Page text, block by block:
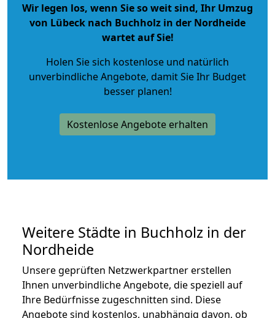
Wir legen los, wenn Sie so weit sind, Ihr Umzug
von Lübeck nach Buchholz in der Nordheide
wartet auf Sie!
Holen Sie sich kostenlose und natürlich
unverbindliche Angebote, damit Sie Ihr Budget
besser planen!
Kostenlose Angebote erhalten
Weitere Städte in Buchholz in der
Nordheide
Unsere geprüften Netzwerkpartner erstellen
Ihnen unverbindliche Angebote, die speziell auf
Ihre Bedürfnisse zugeschnitten sind. Diese
Angebote sind kostenlos, unabhängig davon, ob